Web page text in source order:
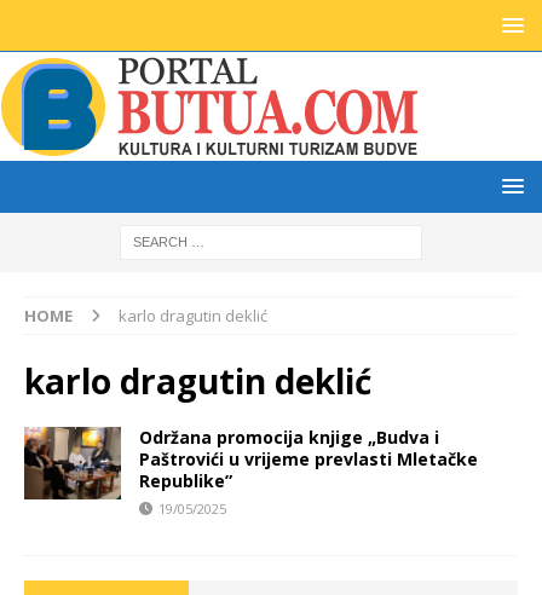
HOME karlo dragutin deklić
karlo dragutin deklić
Održana promocija knjige „Budva i
Paštrovići u vrijeme prevlasti Mletačke
Republike”
19/05/2025